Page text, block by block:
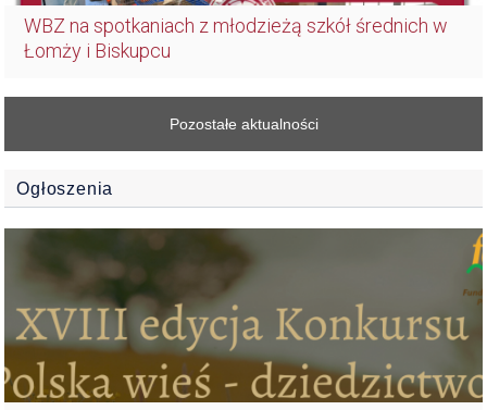
WBZ na spotkaniach z młodzieżą szkół średnich w
Łomży i Biskupcu
Pozostałe aktualności
Ogłoszenia